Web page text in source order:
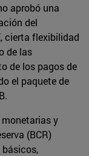
aprobó una
del
cierta flexibilidad
de las
de los pagos de
el paquete de
y
(BCR)